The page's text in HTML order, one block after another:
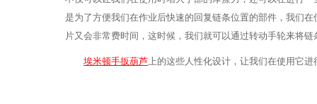
是为了方便我们在作业后快速的回复链条位置的部件，我们
片又会非常费时间，这时候，我们就可以通过转动手轮来将链
埃米顿手扳葫芦上的这些人性化设计，让我们在使用它